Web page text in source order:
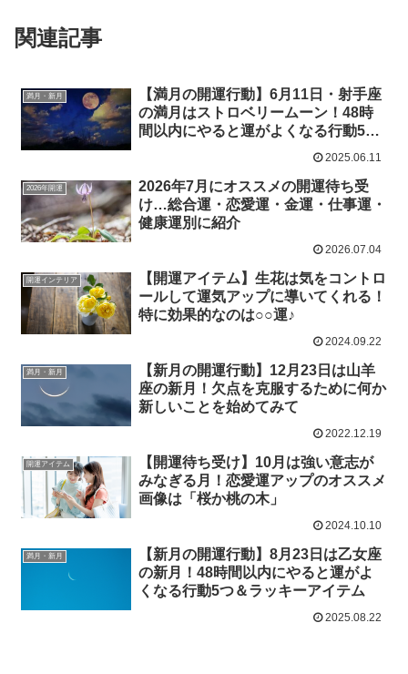
関連記事
満月・新月
【満月の開運行動】6月11日・射手座
の満月はストロベリームーン！48時
間以内にやると運がよくなる行動5つ
2025.06.11
2026年開運
2026年7月にオススメの開運待ち受
け…総合運・恋愛運・金運・仕事運・
健康運別に紹介
2026.07.04
開運インテリア
【開運アイテム】生花は気をコントロ
ールして運気アップに導いてくれる！
特に効果的なのは○○運♪
2024.09.22
満月・新月
【新月の開運行動】12月23日は山羊
座の新月！欠点を克服するために何か
新しいことを始めてみて
2022.12.19
開運アイテム
【開運待ち受け】10月は強い意志が
みなぎる月！恋愛運アップのオススメ
画像は「桜か桃の木」
2024.10.10
満月・新月
【新月の開運行動】8月23日は乙女座
の新月！48時間以内にやると運がよ
くなる行動5つ＆ラッキーアイテム
2025.08.22